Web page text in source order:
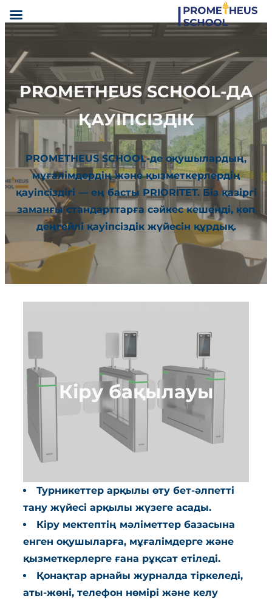
PROMETHEUS SCHOOL-ДА
ҚАУІПСІЗДІК
PROMETHEUS SCHOOL-де оқушылардың,
мұғалімдердің және қызметкерлердің
қауіпсіздігі — ең басты PRIORITET. Біз қазіргі
заманғы стандарттарға сәйкес кешенді, көп
деңгейлі қауіпсіздік жүйесін құрдық.
Кіру бақылауы
Турникеттер арқылы өту бет-әлпетті
тану жүйесі арқылы жүзеге асады.
Кіру мектептің мәліметтер базасына
енген оқушыларға, мұғалімдерге және
қызметкерлерге ғана рұқсат етіледі.
Қонақтар арнайы журналда тіркеледі,
аты-жөні, телефон нөмірі және келу